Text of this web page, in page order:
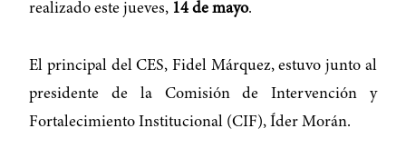
realizado este jueves, 14 de mayo.
El principal del CES, Fidel Márquez, estuvo junto al
presidente de la Comisión de Intervención y
Fortalecimiento Institucional (CIF), Íder Morán.